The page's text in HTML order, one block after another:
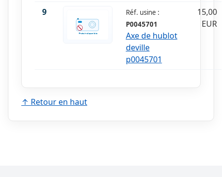
9
Réf. usine :
P0045701
Axe de hublot
deville
p0045701
15,00
EUR
↑ Retour en haut